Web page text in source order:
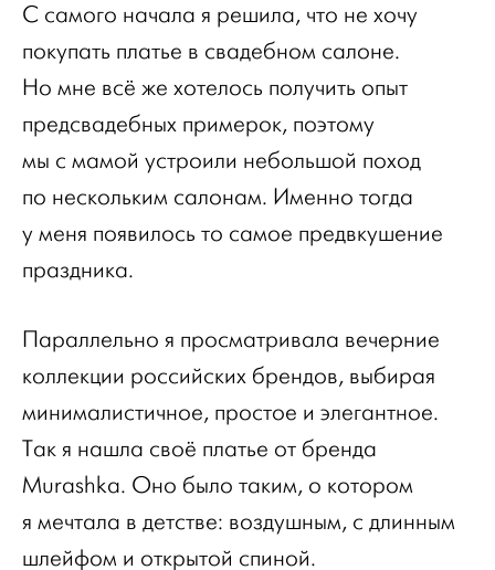
С самого начала я решила, что не хочу
покупать платье в свадебном салоне.
Но мне всё же хотелось получить опыт
предсвадебных примерок, поэтому
мы с мамой устроили небольшой поход
по нескольким салонам. Именно тогда
у меня появилось то самое предвкушение
праздника.
Параллельно я просматривала вечерние
коллекции российских брендов, выбирая
минималистичное, простое и элегантное.
Так я нашла своё платье от бренда
Murashka. Оно было таким, о котором
я мечтала в детстве: воздушным, с длинным
шлейфом и открытой спиной.